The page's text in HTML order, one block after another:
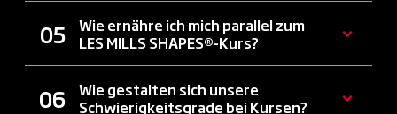
Wie ernähre ich mich parallel zum
LES MILLS SHAPES®-Kurs?
Wie gestalten sich unsere
Schwierigkeitsgrade bei Kursen?